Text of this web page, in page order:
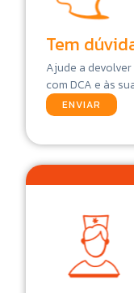
Tem
Ajude a
com DCA e às
ENVIAR